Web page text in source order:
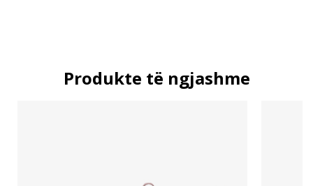
Produkte të ngjashme